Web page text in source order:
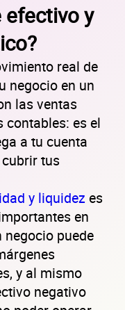
efectivo y
real de
negocio en un
las ventas
es el
a tu cuenta
tus
y liquidez es
en
puede
y al mismo
negativo